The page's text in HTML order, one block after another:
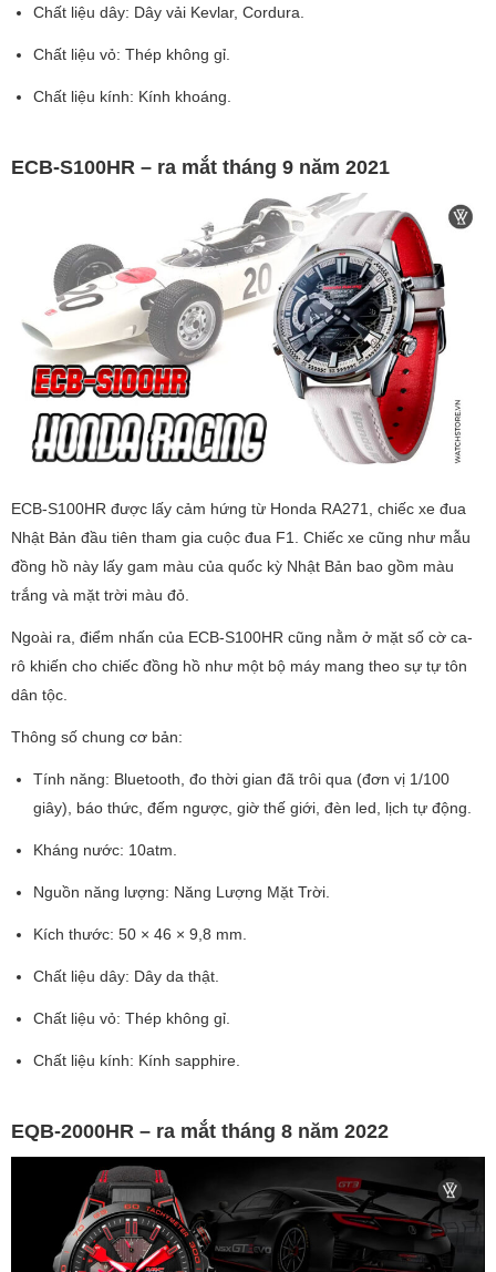
Chất liệu dây: Dây vải Kevlar, Cordura.
Chất liệu vỏ: Thép không gỉ.
Chất liệu kính: Kính khoáng.
ECB-S100HR – ra mắt tháng 9 năm 2021
ECB-S100HR được lấy cảm hứng từ Honda RA271, chiếc xe đua
Nhật Bản đầu tiên tham gia cuộc đua F1. Chiếc xe cũng như mẫu
đồng hồ này lấy gam màu của quốc kỳ Nhật Bản bao gồm màu
trắng và mặt trời màu đỏ.
Ngoài ra, điểm nhấn của ECB-S100HR cũng nằm ở mặt số cờ ca-
rô khiến cho chiếc đồng hồ như một bộ máy mang theo sự tự tôn
dân tộc.
Thông số chung cơ bản:
Tính năng: Bluetooth, đo thời gian đã trôi qua (đơn vị 1/100
giây), báo thức, đếm ngược, giờ thế giới, đèn led, lịch tự động.
Kháng nước: 10atm.
Nguồn năng lượng: Năng Lượng Mặt Trời.
Kích thước: 50 × 46 × 9,8 mm.
Chất liệu dây: Dây da thật.
Chất liệu vỏ: Thép không gỉ.
Chất liệu kính: Kính sapphire.
EQB-2000HR – ra mắt tháng 8 năm 2022